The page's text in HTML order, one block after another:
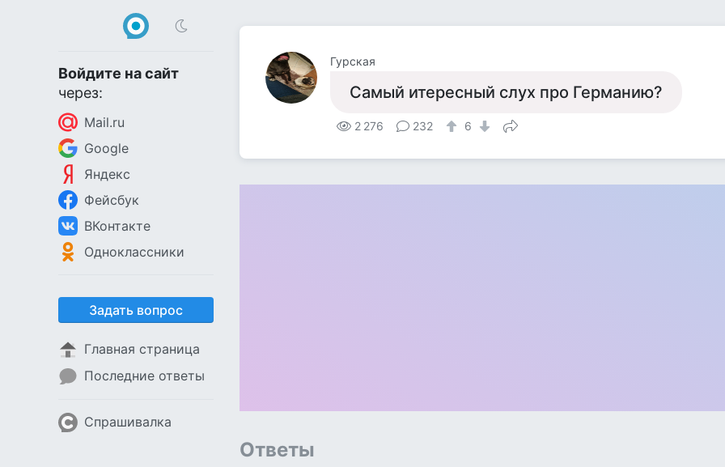
Войдите на сайт
через:
Mail.ru
Google
Яндекс
Фейсбук
ВКонтакте
Одноклассники
Задать вопрос
Главная страница
Последние ответы
Спрашивалка
Гурская
Самый итересный слух про Германию?
2 276 232 6
Ответы